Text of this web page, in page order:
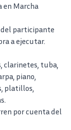
en Marcha
del participante
a ejecutar.
clarinetes, tuba,
piano,
platillos,
por cuenta del